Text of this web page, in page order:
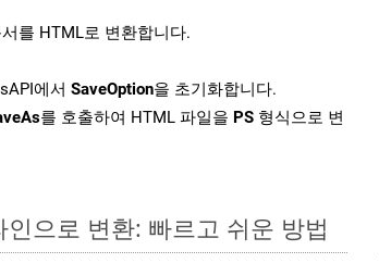
를 HTML로 변환합니다.
에서 SaveOption을 초기화합니다.
를 호출하여 HTML 파일을 PS 형식으로 변
인으로 변환: 빠르고 쉬운 방법